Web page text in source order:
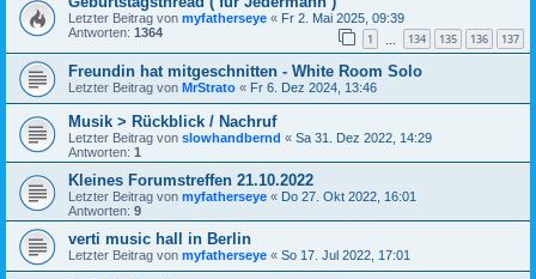
Letzter Beitrag von myfatherseye « Fr 2. Mai 2025, 09:39
Antworten: 1364 1 134 135 136 137
Freundin hat mitgeschnitten - White Room Solo
Letzter Beitrag von MrStrato « Fr 6. Dez 2024, 13:46
Musik > Rückblick / Nachruf
Letzter Beitrag von slowhandbernd « Sa 31. Dez 2022, 14:29
Antworten: 1
Kleines Forumstreffen 21.10.2022
Letzter Beitrag von myfatherseye « Do 27. Okt 2022, 16:01
Antworten: 9
verti music hall in Berlin
Letzter Beitrag von myfatherseye « So 17. Jul 2022, 17:01